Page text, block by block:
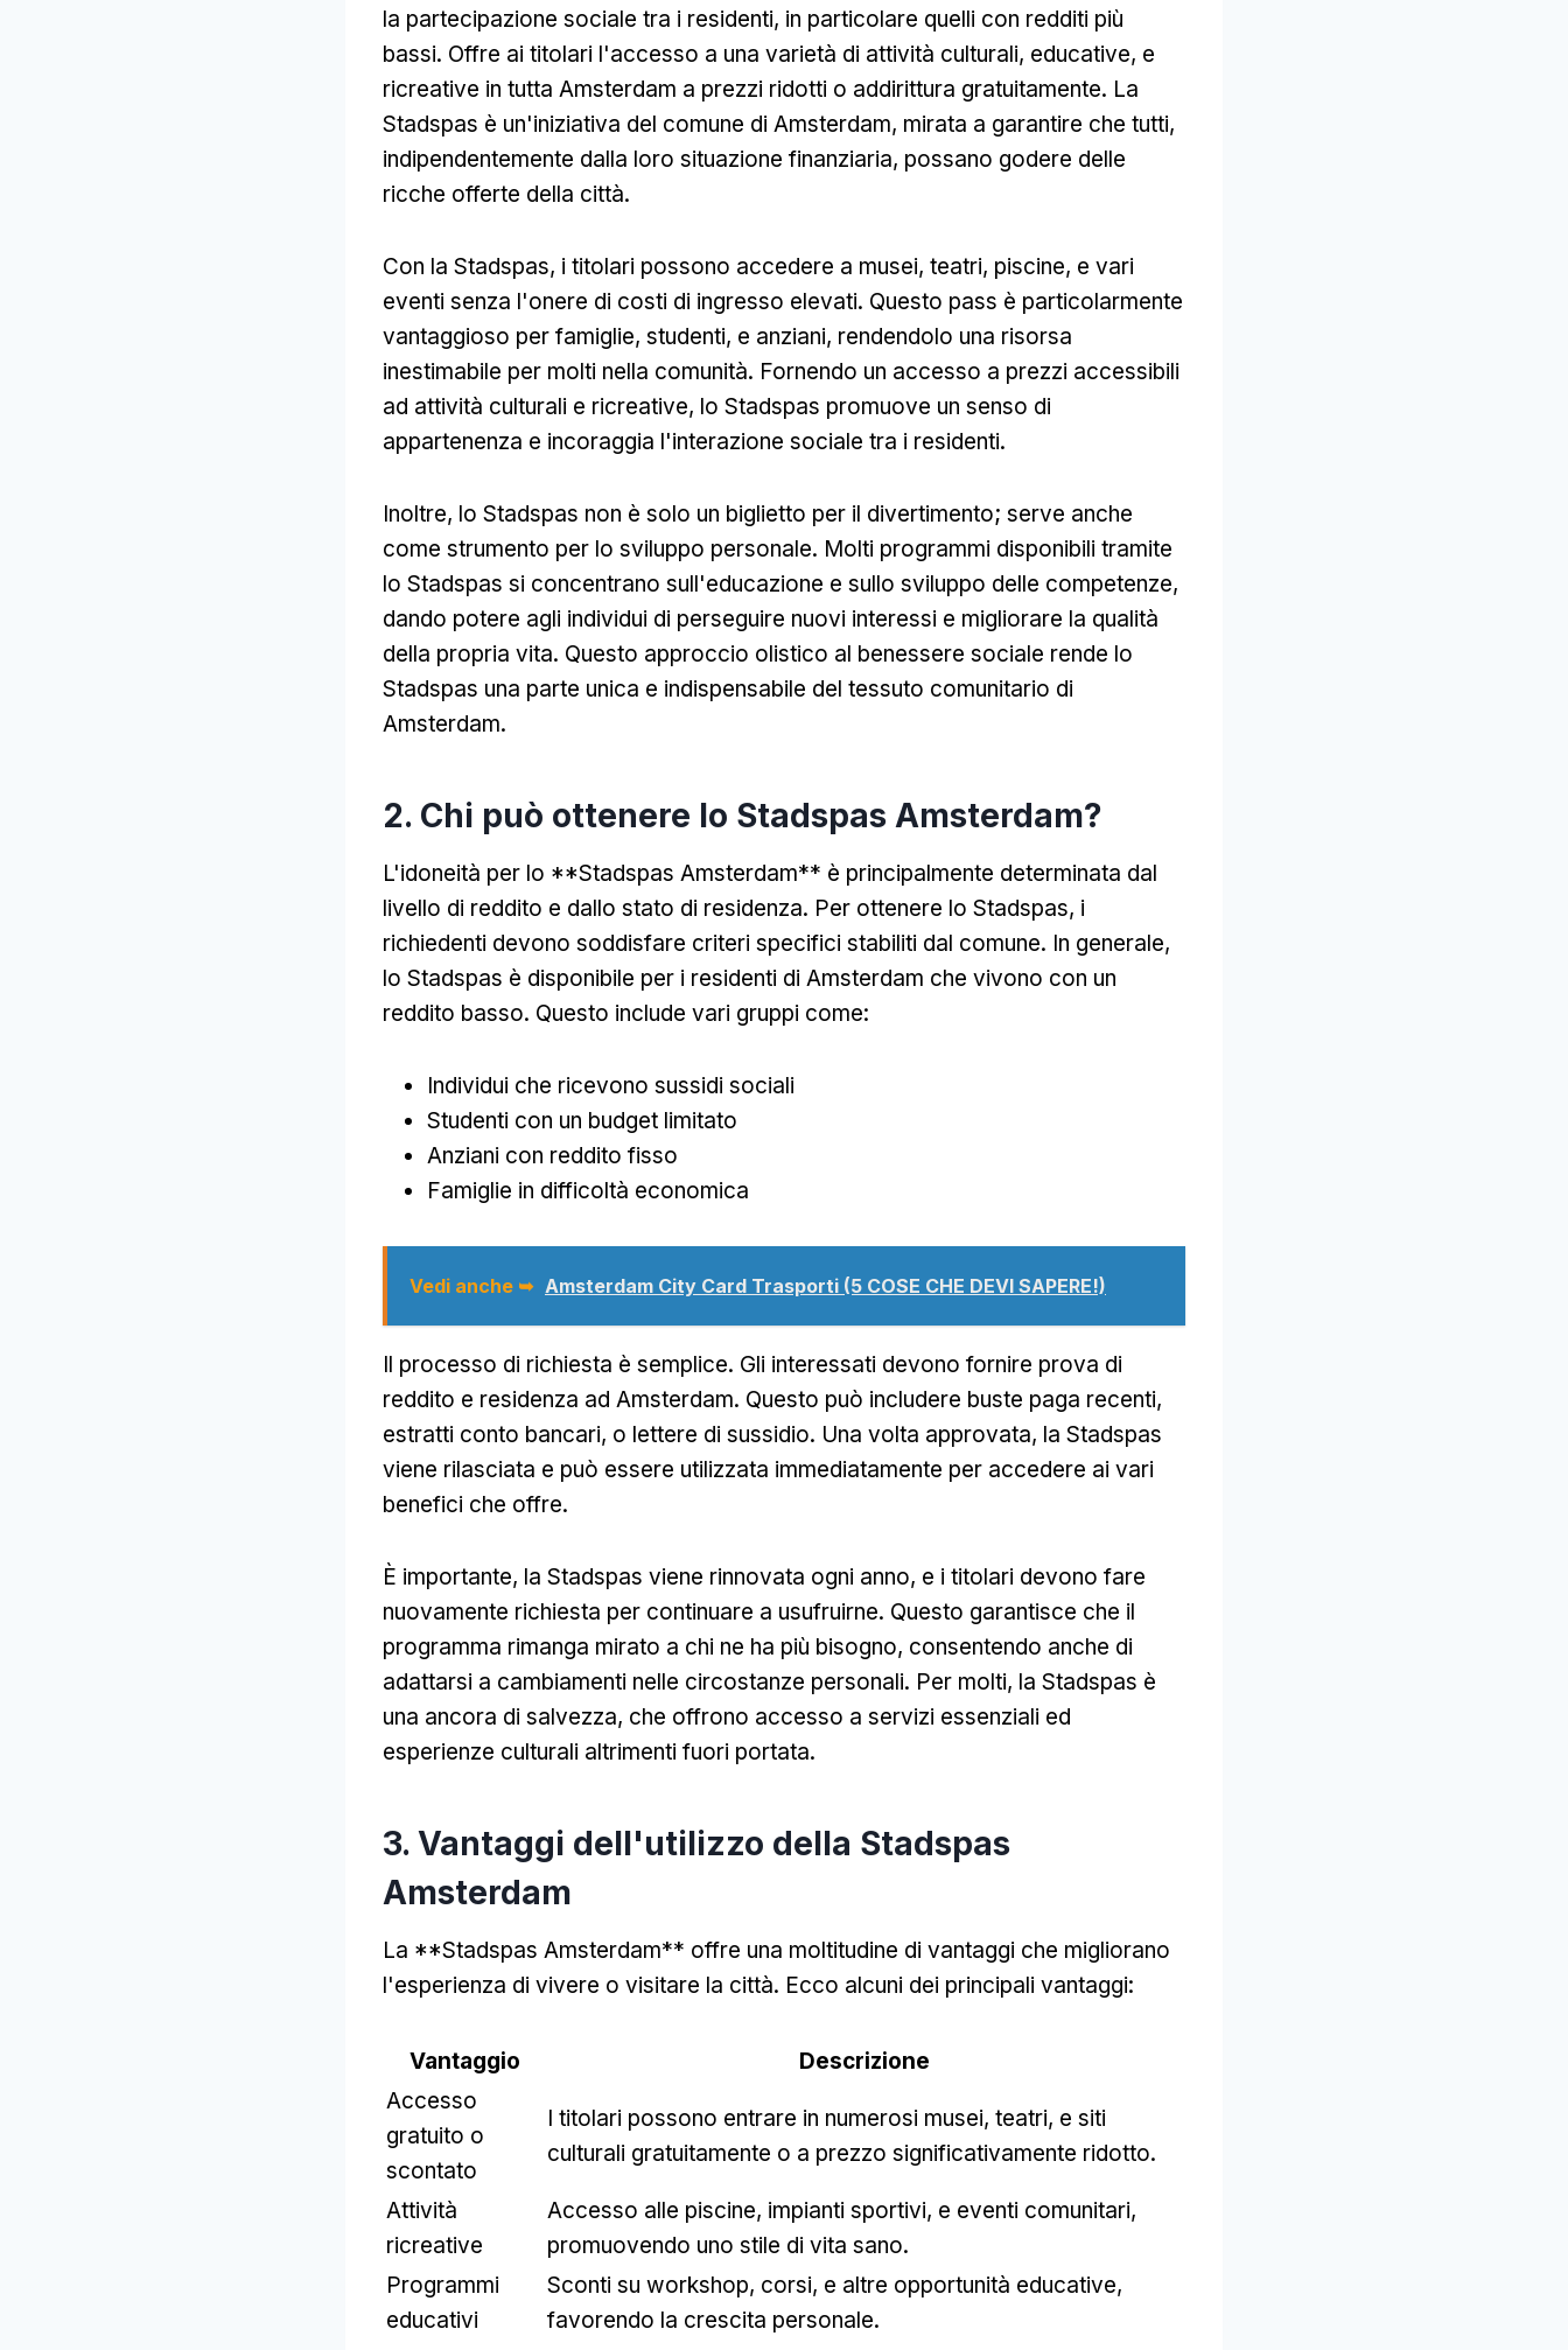
la partecipazione sociale tra i residenti, in particolare quelli con redditi più
bassi. Offre ai titolari l'accesso a una varietà di attività culturali, educative, e
ricreative in tutta Amsterdam a prezzi ridotti o addirittura gratuitamente. La
Stadspas è un'iniziativa del comune di Amsterdam, mirata a garantire che tutti,
indipendentemente dalla loro situazione finanziaria, possano godere delle
ricche offerte della città.
Con la Stadspas, i titolari possono accedere a musei, teatri, piscine, e vari
eventi senza l'onere di costi di ingresso elevati. Questo pass è particolarmente
vantaggioso per famiglie, studenti, e anziani, rendendolo una risorsa
inestimabile per molti nella comunità. Fornendo un accesso a prezzi accessibili
ad attività culturali e ricreative, lo Stadspas promuove un senso di
appartenenza e incoraggia l'interazione sociale tra i residenti.
Inoltre, lo Stadspas non è solo un biglietto per il divertimento; serve anche
come strumento per lo sviluppo personale. Molti programmi disponibili tramite
lo Stadspas si concentrano sull'educazione e sullo sviluppo delle competenze,
dando potere agli individui di perseguire nuovi interessi e migliorare la qualità
della propria vita. Questo approccio olistico al benessere sociale rende lo
Stadspas una parte unica e indispensabile del tessuto comunitario di
Amsterdam.
2. Chi può ottenere lo Stadspas Amsterdam?
L'idoneità per lo **Stadspas Amsterdam** è principalmente determinata dal
livello di reddito e dallo stato di residenza. Per ottenere lo Stadspas, i
richiedenti devono soddisfare criteri specifici stabiliti dal comune. In generale,
lo Stadspas è disponibile per i residenti di Amsterdam che vivono con un
reddito basso. Questo include vari gruppi come:
Individui che ricevono sussidi sociali
Studenti con un budget limitato
Anziani con reddito fisso
Famiglie in difficoltà economica
Vedi anche ➥ Amsterdam City Card Trasporti (5 COSE CHE DEVI SAPERE!)
Il processo di richiesta è semplice. Gli interessati devono fornire prova di
reddito e residenza ad Amsterdam. Questo può includere buste paga recenti,
estratti conto bancari, o lettere di sussidio. Una volta approvata, la Stadspas
viene rilasciata e può essere utilizzata immediatamente per accedere ai vari
benefici che offre.
È importante, la Stadspas viene rinnovata ogni anno, e i titolari devono fare
nuovamente richiesta per continuare a usufruirne. Questo garantisce che il
programma rimanga mirato a chi ne ha più bisogno, consentendo anche di
adattarsi a cambiamenti nelle circostanze personali. Per molti, la Stadspas è
una ancora di salvezza, che offrono accesso a servizi essenziali ed
esperienze culturali altrimenti fuori portata.
3. Vantaggi dell'utilizzo della Stadspas
Amsterdam
La **Stadspas Amsterdam** offre una moltitudine di vantaggi che migliorano
l'esperienza di vivere o visitare la città. Ecco alcuni dei principali vantaggi:
Vantaggio
Descrizione
Accesso
gratuito o
scontato
I titolari possono entrare in numerosi musei, teatri, e siti
culturali gratuitamente o a prezzo significativamente ridotto.
Attività
ricreative
Accesso alle piscine, impianti sportivi, e eventi comunitari,
promuovendo uno stile di vita sano.
Programmi
educativi
Sconti su workshop, corsi, e altre opportunità educative,
favorendo la crescita personale.